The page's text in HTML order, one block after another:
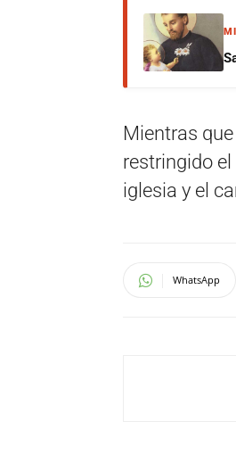
Mientras
restringido
iglesia y el
WhatsApp